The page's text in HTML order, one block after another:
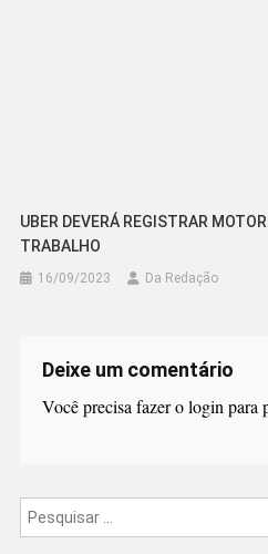
UBER DEVERÁ REGISTRAR
TRABALHO
16/09/2023 Da Redação
Deixe um comentário
Você precisa fazer ologin para